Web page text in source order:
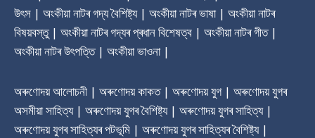
উৎস | অংকীয়া নাটৰ গদ্য বৈশিষ্ট্য | অংকীয়া নাটৰ ভাষা | অংকীয়া নাটৰ
বিষয়বস্তু | অংকীয়া নাটৰ গদ্যৰ প্ৰধান বিশেষত্ব | অংকীয়া নাটৰ গীত |
অংকীয়া নাটৰ উৎপত্তি | অংকীয়া ভাওনা |
অৰুণোদয় আলোচনী | অৰুণোদয় কাকত | অৰুণোদয় যুগ | অৰুণোদয় যুগৰ
অসমীয়া সাহিত্য | অৰুণোদয় যুগৰ বৈশিষ্ট্য | অৰুণোদয় যুগৰ সাহিত্য |
অৰুণোদয় যুগৰ সাহিত্যৰ পটভূমি | অৰুণোদয় যুগৰ সাহিত্যৰ বৈশিষ্ট্য |